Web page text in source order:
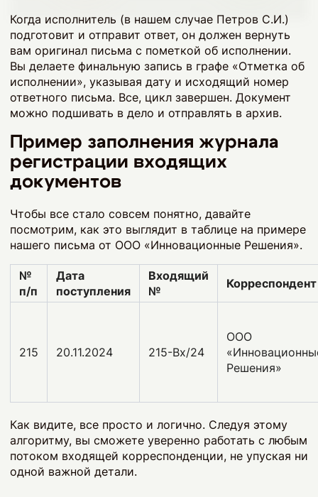
Когда исполнитель (в нашем случае Петров С.И.)
подготовит и отправит ответ, он должен вернуть
вам оригинал письма с пометкой об исполнении.
Вы делаете финальную запись в графе «Отметка об
исполнении», указывая дату и исходящий номер
ответного письма. Все, цикл завершен. Документ
можно подшивать в дело и отправлять в архив.
Пример заполнения журнала
регистрации входящих
документов
Чтобы все стало совсем понятно, давайте
посмотрим, как это выглядит в таблице на примере
нашего письма от ООО «Инновационные Решения».
№
п/п
Дата
поступления
Входящий
№
Корреспондент
215 20.11.2024 215-Вх/24
ООО
Решения»
Как видите, все просто и логично. Следуя этому
алгоритму, вы сможете уверенно работать с любым
потоком входящей корреспонденции, не упуская ни
одной важной детали.